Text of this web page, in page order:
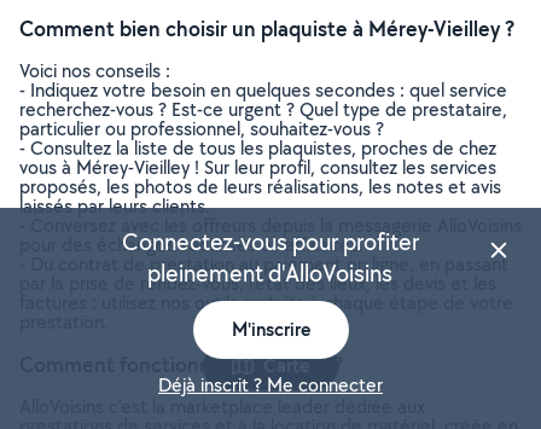
Comment bien choisir un plaquiste à Mérey-Vieilley ?
Voici nos conseils :
- Indiquez votre besoin en quelques secondes : quel service
recherchez-vous ? Est-ce urgent ? Quel type de prestataire,
particulier ou professionnel, souhaitez-vous ?
- Consultez la liste de tous les plaquistes, proches de chez
vous à Mérey-Vieilley ! Sur leur profil, consultez les services
proposés, les photos de leurs réalisations, les notes et avis
laissés par leurs clients.
pour des échanges sécurisés et efficaces.
- Du contrat de prestation au paiement en ligne, en passant
par la prise de rendez-vous, l’état des lieux, les devis et les
factures : utilisez nos outils gratuits à chaque étape de votre
Comment fonctionne AlloVoisins ?
Carte
Connectez-vous pour profiter
pleinement d'AlloVoisins
M'inscrire
Déjà inscrit ? Me connecter